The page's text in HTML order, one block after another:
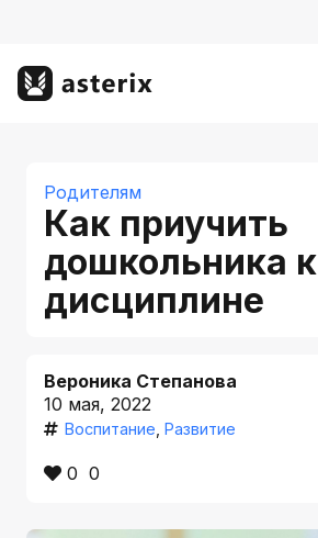
Родителям
Как приучить
дошкольника к
дисциплине
Вероника Степанова
10 мая, 2022
Воспитание Развитие
0 0